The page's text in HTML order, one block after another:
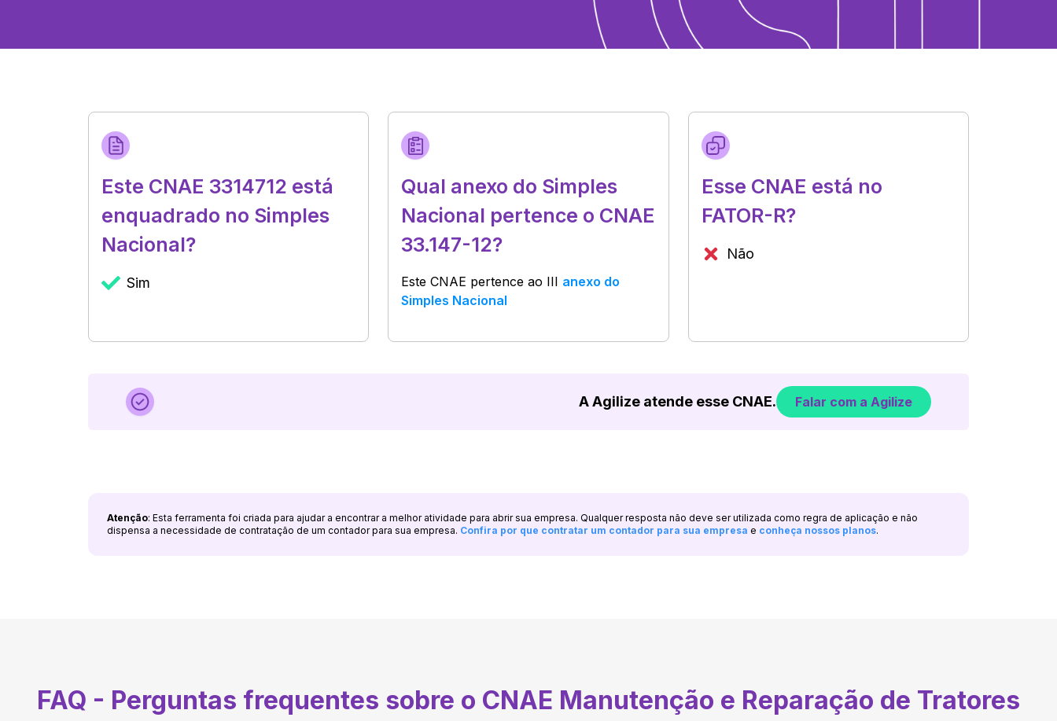
Este CNAE 3314712 está
enquadrado no Simples
Nacional?
Sim
Qual anexo do Simples
Nacional pertence o CNAE
33.147-12?
Este CNAE pertence ao III anexo do
Simples Nacional
Esse CNAE está no
FATOR-R?
Não
A Agilize atende esse CNAE. Falar com a Agilize
Atenção: Esta ferramenta foi criada para ajudar a encontrar a melhor atividade para abrir sua empresa. Qualquer resposta não deve ser utilizada como regra de aplicação e não
dispensa a necessidade de contratação de um contador para sua empresa. Confira por que contratar um contador para sua empresa e conheça nossos planos.
FAQ - Perguntas frequentes sobre o CNAE Manutenção e Reparação de Tratores